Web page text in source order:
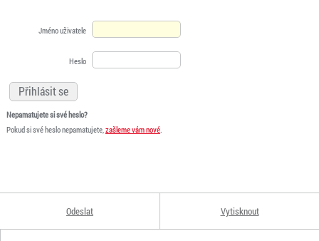
Jméno uživatele
Heslo
Nepamatujete si své heslo?
Pokud si své heslo nepamatujete,zašleme vám nové.
Odeslat Vytisknout